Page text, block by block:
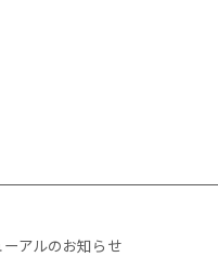
アルのお知らせ